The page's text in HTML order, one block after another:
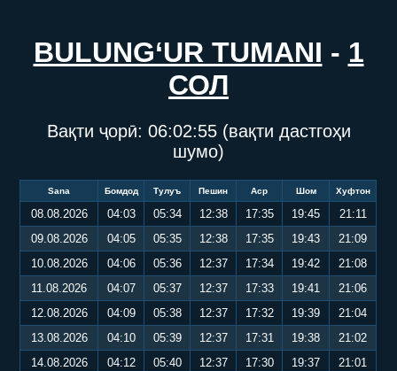
BULUNG‘UR TUMANI - 1
СОЛ
Вақти ҷорӣ: 06:02:55(вақти дастгоҳи
шумо)
Sana Бомдод Тулуъ Пешин Аср Шом Хуфтон
08.08.2026 04:03 05:34 12:38 17:35 19:45
21:11
09.08.2026
04:05 05:35 12:38 17:35 19:43
21:09
10.08.2026
04:06 05:36 12:37 17:34 19:42
21:08
11.08.2026
04:07 05:37 12:37 17:33 19:41
21:06
12.08.2026
04:09 05:38 12:37 17:32 19:39
21:04
13.08.2026
04:10 05:39 12:37 17:31 19:38
21:02
14.08.2026
04:12 05:40 12:37 17:30 19:37
21:01